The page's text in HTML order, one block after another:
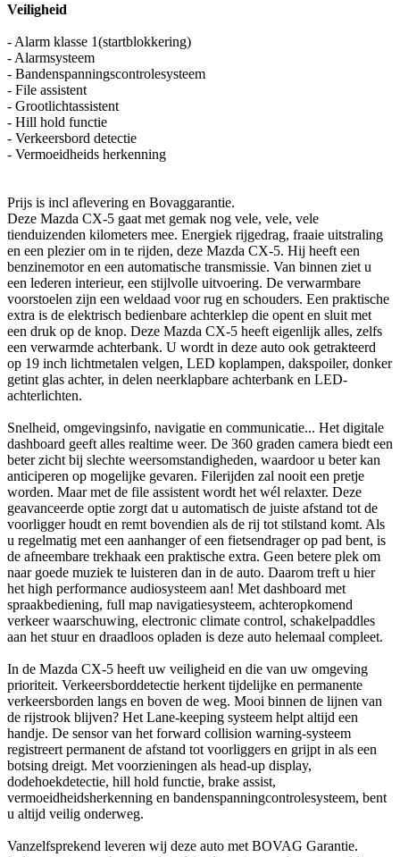
Veiligheid
- Alarm klasse 1(startblokkering)
- Alarmsysteem
- Bandenspanningscontrolesysteem
- File assistent
- Grootlichtassistent
- Hill hold functie
- Verkeersbord detectie
- Vermoeidheids herkenning
Prijs is incl aflevering en Bovaggarantie.
Deze Mazda CX-5 gaat met gemak nog vele, vele, vele
tienduizenden kilometers mee. Energiek rijgedrag, fraaie uitstraling
en een plezier om in te rijden, deze Mazda CX-5. Hij heeft een
benzinemotor en een automatische transmissie. Van binnen ziet u
een lederen interieur, een stijlvolle uitvoering. De verwarmbare
voorstoelen zijn een weldaad voor rug en schouders. Een praktische
extra is de elektrisch bedienbare achterklep die opent en sluit met
een druk op de knop. Deze Mazda CX-5 heeft eigenlijk alles, zelfs
een verwarmde achterbank. U wordt in deze auto ook getrakteerd
op 19 inch lichtmetalen velgen, LED koplampen, dakspoiler, donker
getint glas achter, in delen neerklapbare achterbank en LED-
achterlichten.
Snelheid, omgevingsinfo, navigatie en communicatie... Het digitale
dashboard geeft alles realtime weer. De 360 graden camera biedt een
beter zicht bij slechte weersomstandigheden, waardoor u beter kan
anticiperen op mogelijke gevaren. Filerijden zal nooit een pretje
worden. Maar met de file assistent wordt het wél relaxter. Deze
geavanceerde optie zorgt dat u automatisch de juiste afstand tot de
voorligger houdt en remt bovendien als de rij tot stilstand komt. Als
u regelmatig met een aanhanger of een fietsendrager op pad bent, is
de afneembare trekhaak een praktische extra. Geen betere plek om
naar goede muziek te luisteren dan in de auto. Daarom treft u hier
het high performance audiosysteem aan! Met dashboard met
spraakbediening, full map navigatiesysteem, achteropkomend
verkeer waarschuwing, electronic climate control, schakelpaddles
aan het stuur en draadloos opladen is deze auto helemaal compleet.
In de Mazda CX-5 heeft uw veiligheid en die van uw omgeving
prioriteit. Verkeersborddetectie herkent tijdelijke en permanente
verkeersborden langs en boven de weg. Mooi binnen de lijnen van
de rijstrook blijven? Het Lane-keeping systeem helpt altijd een
handje. De sensor van het forward collision warning-systeem
registreert permanent de afstand tot voorliggers en grijpt in als een
botsing dreigt. Met voorzieningen als head-up display,
dodehoekdetectie, hill hold functie, brake assist,
vermoeidheidsherkenning en bandenspanningcontrolesysteem, bent
u altijd veilig onderweg.
Vanzelfsprekend leveren wij deze auto met BOVAG Garantie.